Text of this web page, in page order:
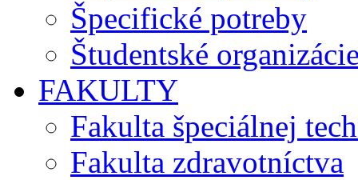
Špecifické potreby
Študentské
FAKULTY
Fakulta špeciálnej
Fakulta zdravotníctva